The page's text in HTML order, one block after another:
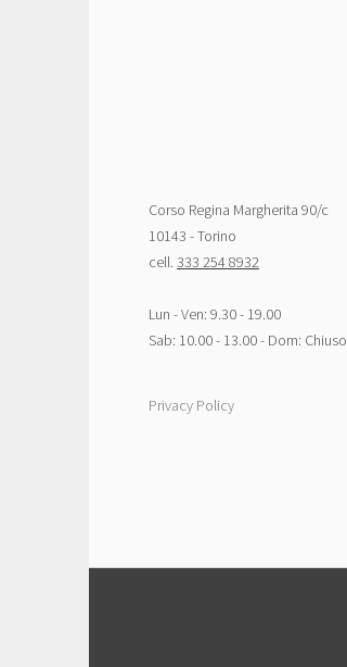
Corso Regina Margherita 90/c
10143 - Torino
cell. 333 254 8932
Lun - Ven: 9.30 - 19.00
Sab: 10.00 - 13.00 - Dom: Chiuso
Privacy Policy